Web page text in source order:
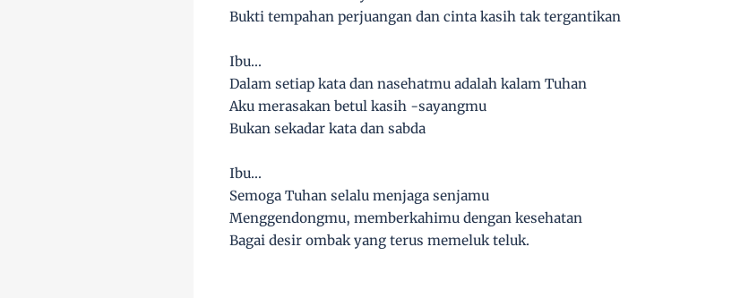
Bukti tempahan perjuangan dan cinta kasih tak tergantikan
Ibu...
Dalam setiap kata dan nasehatmu adalah kalam Tuhan
Aku merasakan betul kasih -sayangmu
Bukan sekadar kata dan sabda
Ibu...
Semoga Tuhan selalu menjaga senjamu
Menggendongmu, memberkahimu dengan kesehatan
Bagai desir ombak yang terus memeluk teluk.